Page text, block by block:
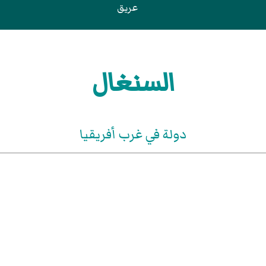
عريق
السنغال
دولة في غرب أفريقيا